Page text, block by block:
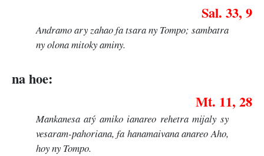
Sal. 33, 9
Andramo ary zahao fa tsara ny Tompo; sambatra
ny olona mitoky aminy.
na hoe:
Mt. 11, 28
Mankanesa atý amiko ianareo rehetra mijaly sy
vesaram-pahoriana, fa hanamaivana anareo Aho,
hoy ny Tompo.